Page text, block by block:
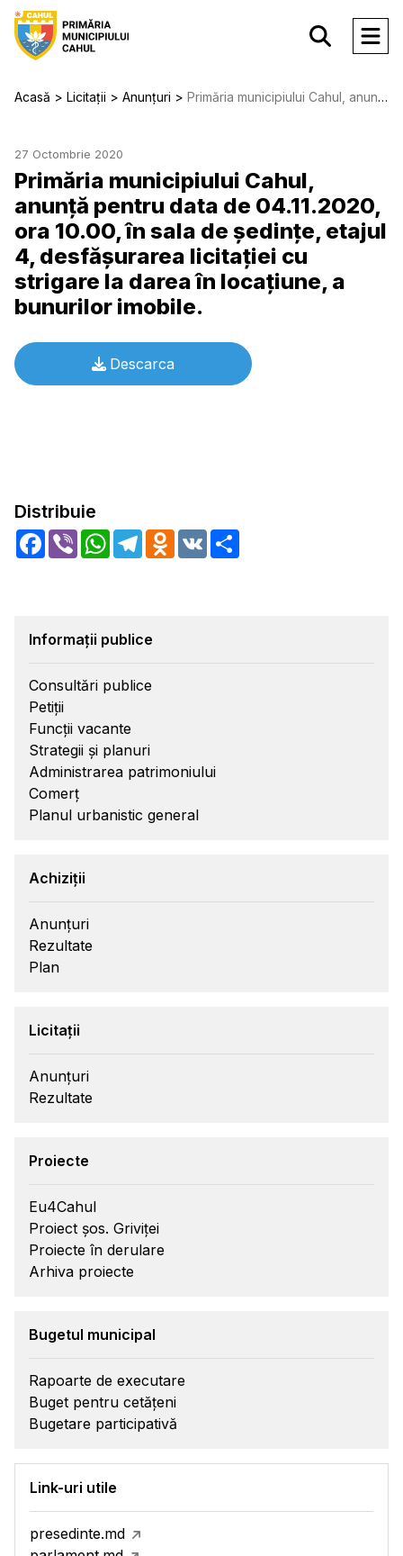
Acasă Licitații Anunțuri Primăria municipiului Cahul, anunță pentru data de 04.11.2020, ora 10.00, în sala de ședințe, etajul 4, desfășurarea licitației cu strigare la darea în locațiune, a bunurilor imobile.
27 Octombrie 2020
Primăria municipiului Cahul,
anunță pentru data de 04.11.2020,
ora 10.00, în sala de ședințe, etajul
4, desfășurarea licitației cu
strigare la darea în locațiune, a
bunurilor imobile.
Descarca
Distribuie
Facebook
Viber WhatsApp
TelegramOdnoklassniki
VK
Informații publice
Consultări publice
Petiții
Funcții vacante
Strategii și planuri
Administrarea patrimoniului
Comerț
Planul urbanistic general
Achiziții
Anunțuri
Rezultate
Plan
Licitații
Anunțuri
Rezultate
Proiecte
Eu4Cahul
Proiect șos. Griviței
Proiecte în derulare
Arhiva proiecte
Bugetul municipal
Rapoarte de executare
Buget pentru cetățeni
Bugetare participativă
Link-uri utile
presedinte.md